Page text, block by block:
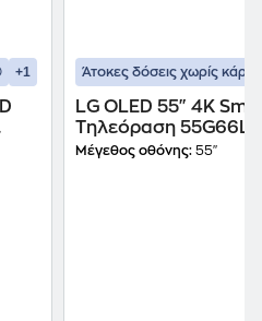
+1 Άτοκες δόσεις χωρίς κάρτα
LG OLED 55" 4K
Τηλεόραση
Μέγεθος οθόνης: 55"